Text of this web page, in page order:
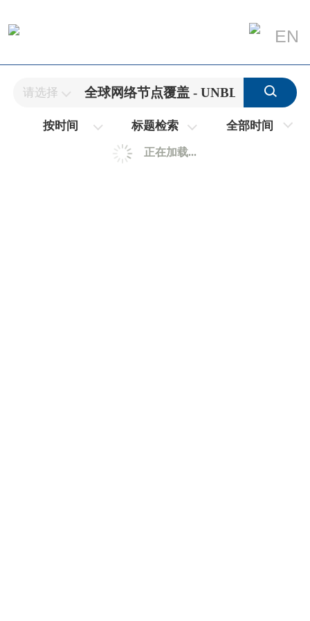
EN
请选择
按时间 标题检索 全部时间
正在加载...